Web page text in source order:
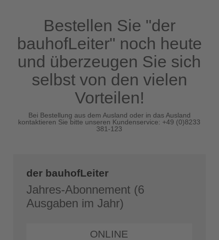
Bestellen Sie "der
bauhofLeiter" noch heute
und überzeugen Sie sich
selbst von den vielen
Vorteilen!
Bei Bestellung aus dem Ausland oder in das Ausland
kontaktieren Sie bitte unseren Kundenservice: +49 (0)8233
381-123
der bauhofLeiter
Jahres-Abonnement (6
Ausgaben im Jahr)
ONLINE